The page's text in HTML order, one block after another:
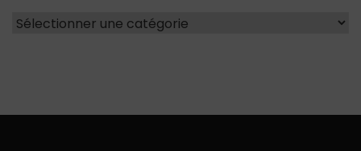
Catégories